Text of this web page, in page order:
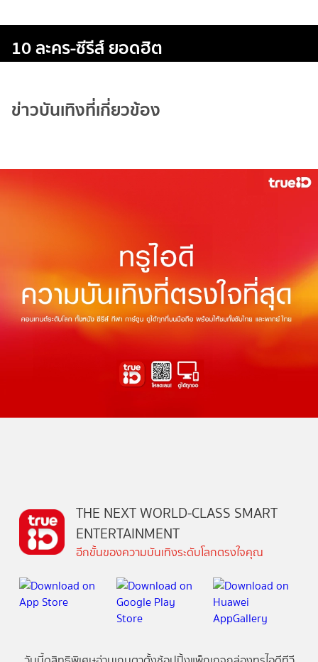
10 ละคร-ซีรีส์ ยอดฮิต
ข่าวบันเทิงที่เกี่ยวข้อง
THE NEXT WORLD-CLASS SMART
ENTERTAINMENT
อีกขั้นของความบันเทิงระดับโลกตรงใจคุณ